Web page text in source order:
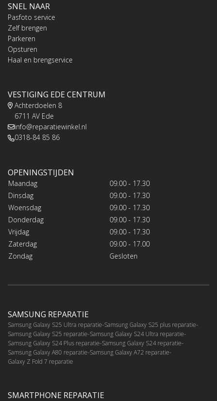
SNEL NAAR
Pasfoto service
Zelf brengen
Parkeren
Opsturen
Haal en brengservice
VESTIGING EDE CENTRUM
Achterdoelen 8
6711 AV Ede
info@reparatiewinkel.nl
0318-84 85 86
OPENINGSTIJDEN
Maandag
09.00 - 17.30
Dinsdag
09.00 - 17.30
Woensdag
09.00 - 17.30
Donderdag
09.00 - 17.30
Vrijdag
09.00 - 17.30
Zaterdag
09.00 - 17.00
Zondag
Gesloten
SAMSUNG REPARATIE
Samsung Galaxy S25 Ultra reparatie Samsung Galaxy S25 plus reparatie
Samsung Galaxy S25 reparatie Samsung Galaxy S24 Ultra reparatie
Samsung Galaxy S24 Plus reparatie Samsung Galaxy S24 reparatie
Samsung Galaxy A80 reparatie Samsung Galaxy A72 reparatie
Galaxy Z Fold 7 reparatie
SMARTPHONE REPARATIE